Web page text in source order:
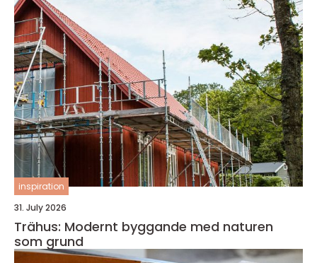
inspiration
31. July 2026
Trähus: Modernt byggande med naturen
som grund